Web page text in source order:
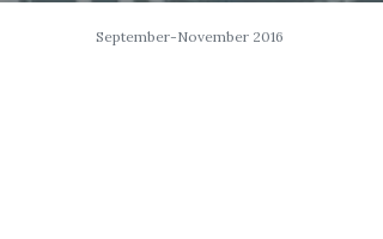
September-November 2016